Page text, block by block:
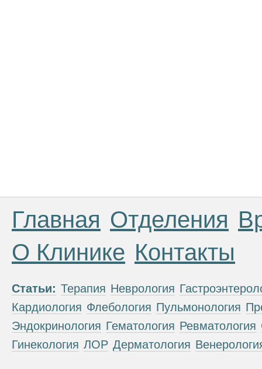
Главная Отделения
О Клинике Контакты
Статьи: Терапия Неврология
Кардиология Флебология Пульмонология
Эндокринология Гематология Ревматология
Гинекология ЛОР Дерматология